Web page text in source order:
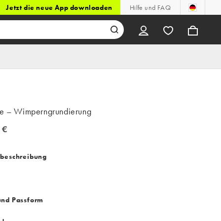
Jetzt die neue App downloaden Hilfe und FAQ
– Wimperngrundierung
Passform